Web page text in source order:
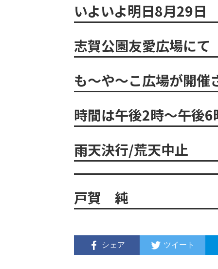
いよいよ明日8月29日
志賀公園友愛広場にて
も～や～こ広場が開催
時間は午後2時～午後6
雨天決行/荒天中止
戸賀 純
シェア ツイート